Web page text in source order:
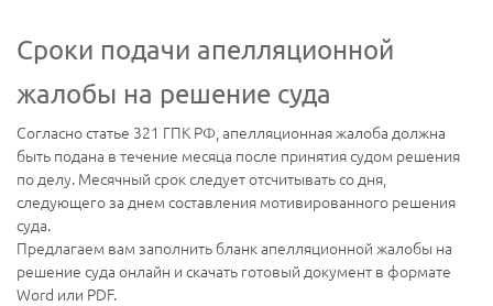
Сроки подачи апелляционной
жалобы на решение суда
Согласно статье 321 ГПК РФ, апелляционная жалоба должна
быть подана в течение месяца после принятия судом решения
по делу. Месячный срок следует отсчитывать со дня,
следующего за днем составления мотивированного решения
суда.
Предлагаем вам заполнить бланк апелляционной жалобы на
решение суда онлайн и скачать готовый документ в формате
Word или PDF.